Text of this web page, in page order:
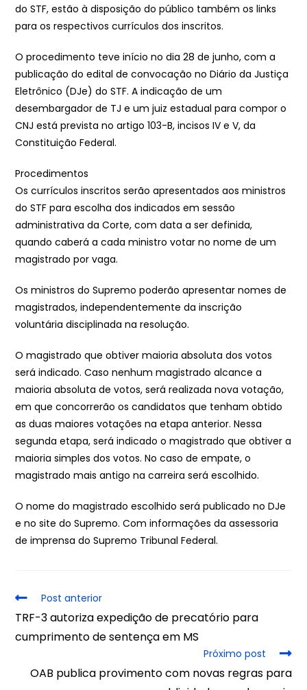
do STF, estão à disposição do público também os links
para os respectivos currículos dos inscritos.
O procedimento teve início no dia 28 de junho, com a
publicação do edital de convocação no Diário da Justiça
Eletrônico (DJe) do STF. A indicação de um
desembargador de TJ e um juiz estadual para compor o
CNJ está prevista no artigo 103-B, incisos IV e V, da
Constituição Federal.
Procedimentos
Os currículos inscritos serão apresentados aos ministros
do STF para escolha dos indicados em sessão
administrativa da Corte, com data a ser definida,
quando caberá a cada ministro votar no nome de um
magistrado por vaga.
Os ministros do Supremo poderão apresentar nomes de
magistrados, independentemente da inscrição
voluntária disciplinada na resolução.
O magistrado que obtiver maioria absoluta dos votos
será indicado. Caso nenhum magistrado alcance a
maioria absoluta de votos, será realizada nova votação,
em que concorrerão os candidatos que tenham obtido
as duas maiores votações na etapa anterior. Nessa
segunda etapa, será indicado o magistrado que obtiver a
maioria simples dos votos. No caso de empate, o
magistrado mais antigo na carreira será escolhido.
O nome do magistrado escolhido será publicado no DJe
e no site do Supremo. Com informações da assessoria
de imprensa do Supremo Tribunal Federal.
Post anterior
TRF-3 autoriza expedição de precatório para
cumprimento de sentença em MS
Próximo post
OAB publica provimento com novas regras para